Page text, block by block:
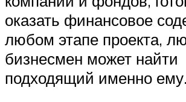
оказать финансовое
любом этапе проекта,
бизнесмен может найти
подходящий именно ему.